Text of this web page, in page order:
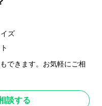
ズ
できます。お気軽にご相
談する